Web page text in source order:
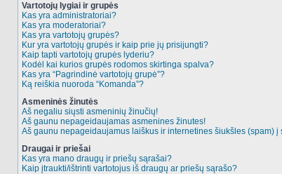
Vartotojų lygiai ir grupės
Kas yra administratoriai?
Kas yra moderatoriai?
Kas yra vartotojų grupės?
Kur yra vartotojų grupės ir kaip prie jų prisijungti?
Kaip tapti vartotojų grupės lyderiu?
Kodėl kai kurios grupės rodomos skirtinga spalva?
Kas yra “Pagrindinė vartotojų grupė”?
Ką reiškia nuoroda “Komanda”?
Asmeninės žinutės
Aš negaliu siųsti asmeninių žinučių!
Aš gaunu nepageidaujamas asmenines žinutes!
Aš gaunu nepageidaujamus laiškus ir internetines šiukšles (spam)
Draugai ir priešai
Kas yra mano draugų ir priešų sąrašai?
Kaip įtraukti/ištrinti vartotojus iš draugų ar priešų sąrašo?